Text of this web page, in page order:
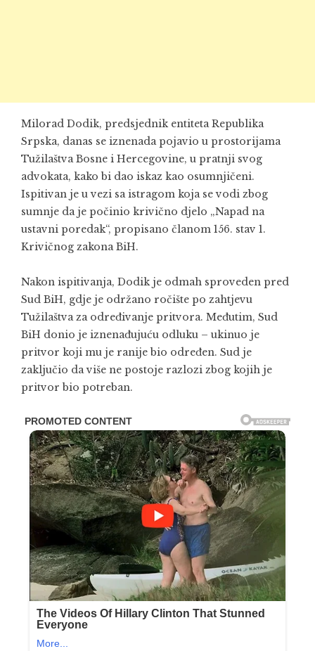
Milorad Dodik, predsjednik entiteta Republika
Srpska, danas se iznenada pojavio u prostorijama
Tužilaštva Bosne i Hercegovine, u pratnji svog
advokata, kako bi dao iskaz kao osumnjičeni.
Ispitivan je u vezi sa istragom koja se vodi zbog
sumnje da je počinio krivično djelo „Napad na
ustavni poredak“, propisano članom 156. stav 1.
Krivičnog zakona BiH.
Nakon ispitivanja, Dodik je odmah sproveden pred
Sud BiH, gdje je održano ročište po zahtjevu
Tužilaštva za određivanje pritvora. Međutim, Sud
BiH donio je iznenađujuću odluku – ukinuo je
pritvor koji mu je ranije bio određen. Sud je
zaključio da više ne postoje razlozi zbog kojih je
pritvor bio potreban.